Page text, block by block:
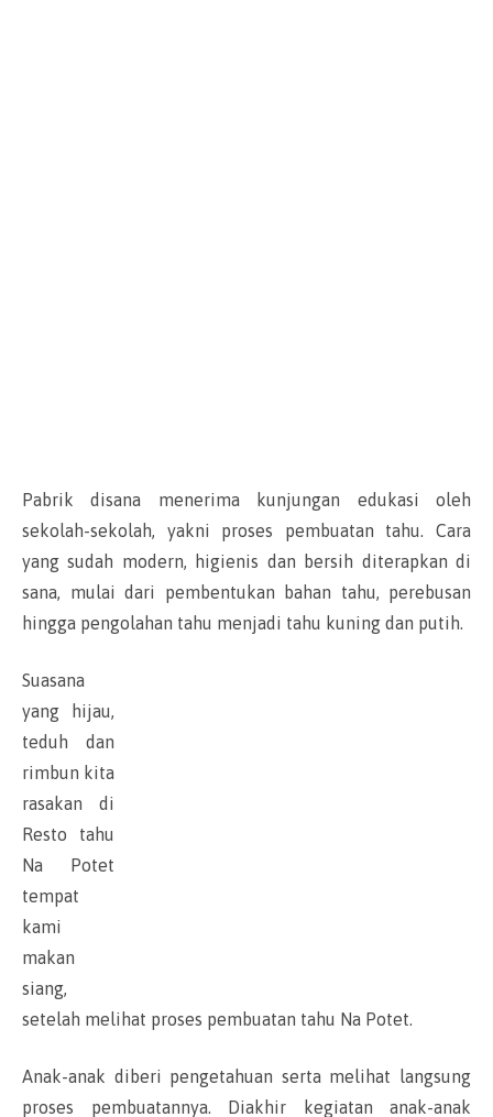
Pabrik disana menerima kunjungan edukasi oleh
sekolah-sekolah, yakni proses pembuatan tahu. Cara
yang sudah modern, higienis dan bersih diterapkan di
sana, mulai dari pembentukan bahan tahu, perebusan
hingga pengolahan tahu menjadi tahu kuning dan putih.
Suasana
yang hijau,
teduh dan
rimbun kita
rasakan di
Resto tahu
Na Potet
tempat
kami
makan
siang,
setelah melihat proses pembuatan tahu Na Potet.
Anak-anak diberi pengetahuan serta melihat langsung
proses pembuatannya. Diakhir kegiatan anak-anak